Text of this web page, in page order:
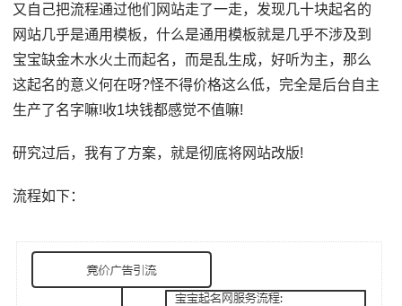
又自己把流程通过他们网站走了一走，发现几十块起名的
网站几乎是通用模板，什么是通用模板就是几乎不涉及到
宝宝缺金木水火土而起名，而是乱生成，好听为主，那么
这起名的意义何在呀?怪不得价格这么低，完全是后台自主
生产了名字嘛!收1块钱都感觉不值嘛!
研究过后，我有了方案，就是彻底将网站改版!
流程如下：